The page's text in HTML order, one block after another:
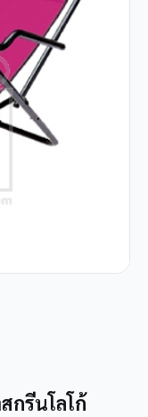
กรีนโลโก้